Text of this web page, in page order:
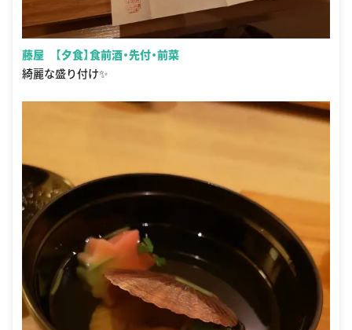
藤屋 【夕食】食前酒・先付・前菜
綺麗な盛り付け✨